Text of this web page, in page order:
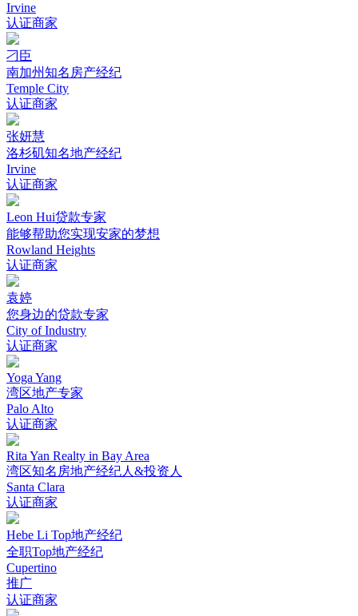
Irvine
认证商家
刁臣
南加州知名房产经纪
Temple City
认证商家
张妍慧
洛杉矶知名地产经纪
Irvine
认证商家
Leon Hui贷款专家
能够帮助您实现安家的梦想
Rowland Heights
认证商家
袁婷
您身边的贷款专家
City of Industry
认证商家
Yoga Yang
湾区地产专家
Palo Alto
认证商家
Rita Yan Realty in Bay Area
湾区知名房地产经纪人&投资人
Santa Clara
认证商家
Hebe Li Top地产经纪
全职Top地产经纪
Cupertino
推广
认证商家